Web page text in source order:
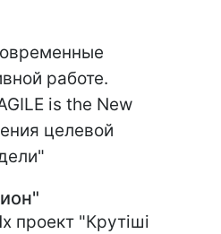
работе.
is the New
целевой
проект "Крутіші